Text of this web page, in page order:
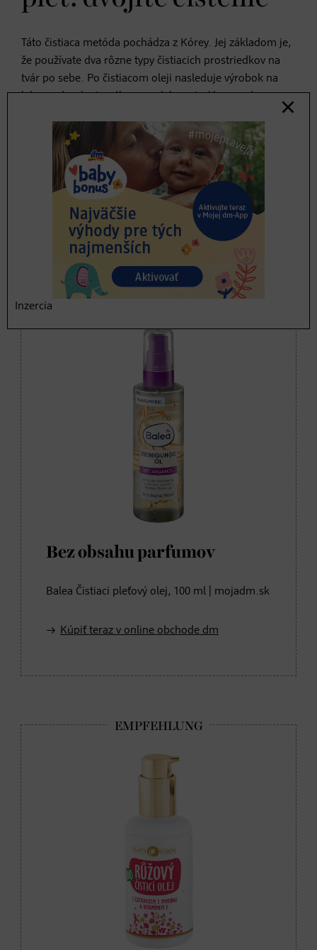
Táto čistiaca metóda pochádza z Kórey. Jej základom je,
že používate dva rôzne typy čistiacich prostriedkov na
tvár po sebe. Po čistiacom oleji nasleduje výrobok na
báze vody, ako je gél, pena alebo micelárna voda.
námahy odstraňuje aj opaľovací krém a je ideálny pre
mastnú pleť.
Čistenie pleti s olejmi: tieto
produkty milujeme
Bez obsahu parfumov
Balea Čistiaci pleťový olej, 100 ml | mojadm.sk
Kúpiť teraz v online obchode dm
Inzercia